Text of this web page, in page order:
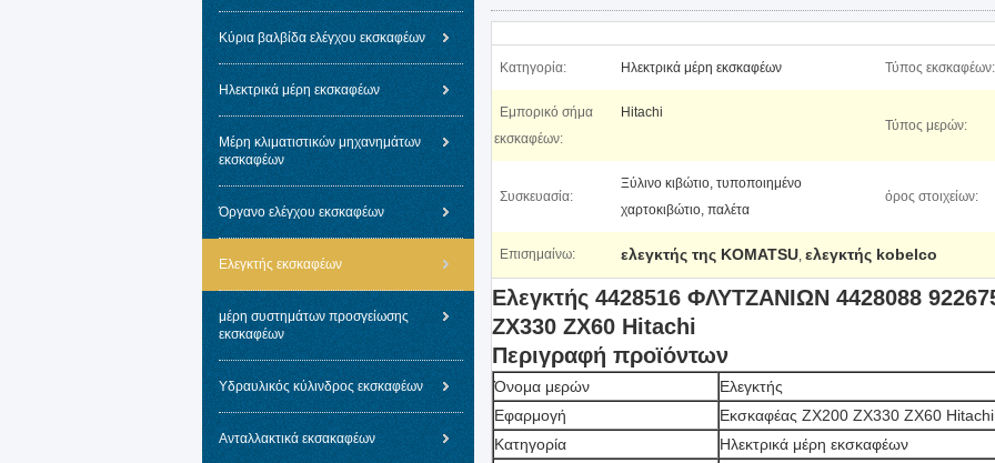
Κύρια βαλβίδα ελέγχου εκσκαφέων
Ηλεκτρικά μέρη εκσκαφέων
Μέρη κλιματιστικών μηχανημάτων
εκσκαφέων
Όργανο ελέγχου εκσκαφέων
Ελεγκτής εκσκαφέων
μέρη συστημάτων προσγείωσης
εκσκαφέων
Υδραυλικός κύλινδρος εκσκαφέων
Ανταλλακτικά εκσακαφέων
Κατηγορία: Ηλεκτρικά μέρη εκσκαφέων Τύπος εκσκαφέων:
Εμπορικό σήμα
εκσκαφέων:
Hitachi
Τύπος μερών:
Συσκευασία:
Ξύλινο κιβώτιο, τυποποιημένο
χαρτοκιβώτιο, παλέτα
όρος στοιχείων:
Επισημαίνω: ελεγκτής της KOMATSU, ελεγκτής kobelco
Ελεγκτής 4428516 ΦΛΥΤΖΑΝΙΩΝ 4428088
ZX330 ZX60 Hitachi
Περιγραφή προϊόντων
Όνομα μερών
Ελεγκτής
Εφαρμογή
Εκσκαφέας ZX200 ZX330 ZX60 Hitachi
Κατηγορία
Ηλεκτρικά μέρη εκσκαφέων